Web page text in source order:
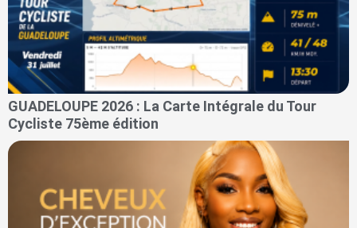
GUADELOUPE 2026 : La Carte Intégrale du Tour
Cycliste 75ème édition